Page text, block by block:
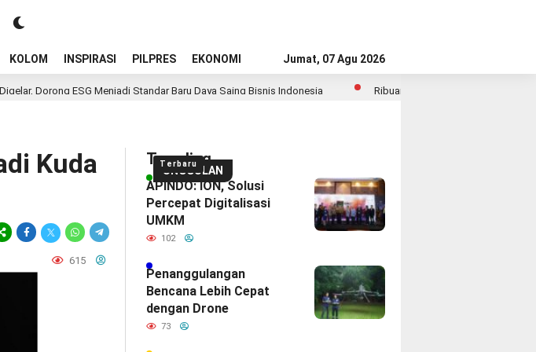
KOLOM INSPIRASI PILPRES EKONOMI Jumat, 07 Agu 2026
Menjadi Standar Baru Daya Saing Bisnis Indonesia Ribuan Calon Mahasiswa Datangi & Daftar BINUS
Kuda
615
UNGGULAN
Terbaru
Trending
APINDO: ION, Solusi
Percepat Digitalisasi
UMKM
102
Penanggulangan
Bencana Lebih Cepat
dengan Drone
73